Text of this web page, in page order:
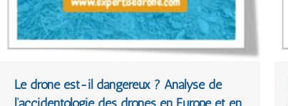
Le drone est-il dangereux ? Analyse de